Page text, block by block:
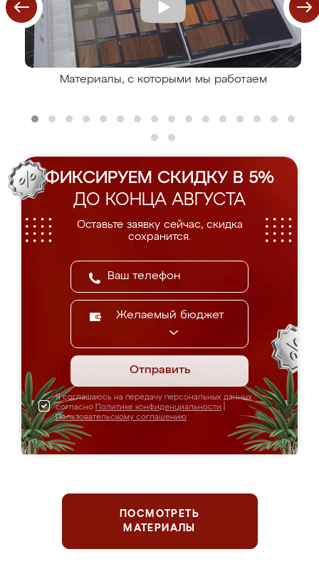
Материалы, с которыми мы работаем
ФИКСИРУЕМ СКИДКУ В 5%
ДО КОНЦА АВГУСТА
Оставьте заявку сейчас, скидка
сохранится.
Желаемый бюджет
Отправить
Я соглашаюсь на передачу персональных данных
согласно Политике конфиденциальности
Пользовательскому соглашению
ПОСМОТРЕТЬ
МАТЕРИАЛЫ